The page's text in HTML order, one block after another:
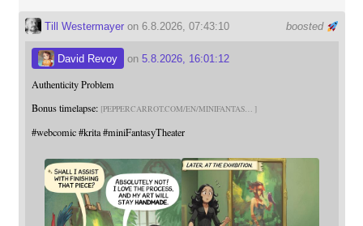
boosted
Till Westermayeron 6.8.2026, 07:43:10
David Revoy on 5.8.2026, 16:01:12
Authenticity Problem
Bonus timelapse: PEPPERCARROT.COM/EN/MINIFANTAS
#webcomic #krita #miniFantasyTheater